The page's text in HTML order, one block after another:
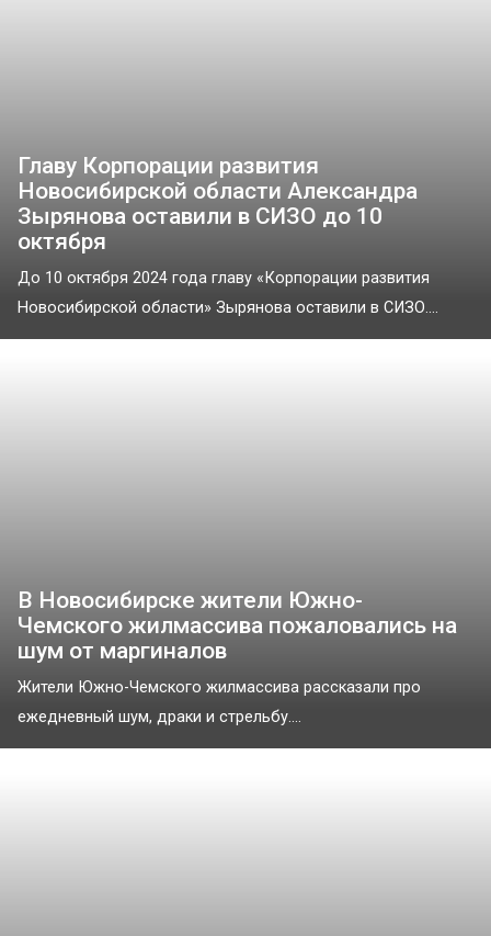
Главу Корпорации развития
Новосибирской области Александра
Зырянова оставили в СИЗО до 10
октября
До 10 октября 2024 года главу «Корпорации развития
Новосибирской области» Зырянова оставили в СИЗО....
В Новосибирске жители Южно-
Чемского жилмассива пожаловались на
шум от маргиналов
Жители Южно-Чемского жилмассива рассказали про
ежедневный шум, драки и стрельбу....